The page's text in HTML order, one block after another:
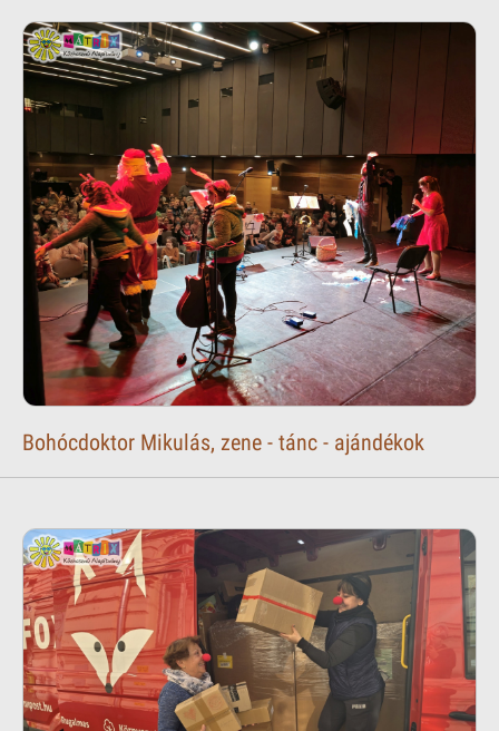
Bohócdoktor Mikulás, zene - tánc - ajándékok